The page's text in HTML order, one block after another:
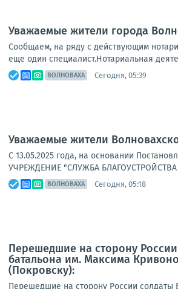
Уважаемые жители города
Сообщаем, на ряду с действующим
еще один специалист.Нотариальная
ВОЛНОВАХА Сегодня, 05:39
Уважаемые жители
С 13.05.2025 года, на основании
УЧРЕЖДЕНИЕ "СЛУЖБА БЛАГОУСТРОЙСТВА
ВОЛНОВАХА Сегодня, 05:18
Перешедшие на сторону
батальона им. Максима
(Покровску):
Перешедшие на сторону России солдаты